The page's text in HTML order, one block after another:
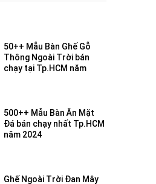
50++ Mẫu Bàn Ghế Gỗ
Thông Ngoài Trời bán
chạy tại Tp.HCM năm
500++ Mẫu Bàn Ăn Mặt
Đá bán chạy nhất Tp.HCM
năm 2024
Ghế Ngoài Trời Đan Mây